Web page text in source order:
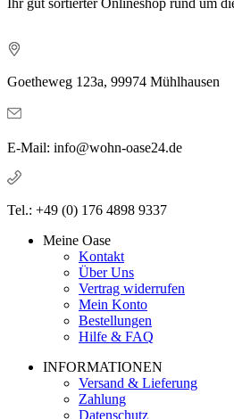
Ihr gut sortierter Onlineshop rund um
Goetheweg 123a, 99974 Mühlhausen
E-Mail: info@wohn-oase24.de
Tel.: +49 (0) 176 4898 9337
Meine Oase
Kontakt
Über Uns
Vertrag widerrufen
Mein Konto
Bestellungen
Hilfe & FAQ
INFORMATIONEN
Versand & Lieferung
Zahlung
Datenschutz